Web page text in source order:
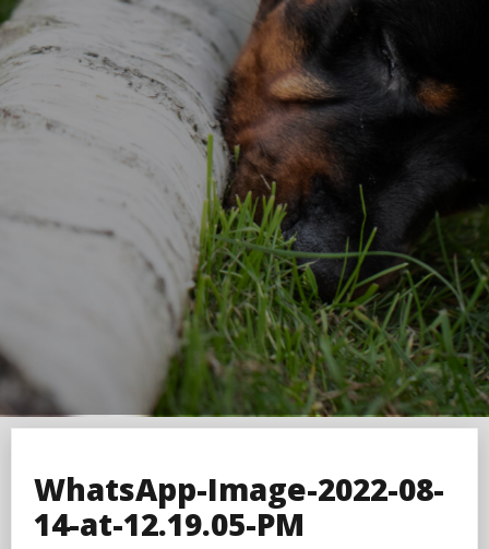
WhatsApp-Image-2022-08-
14-at-12.19.05-PM